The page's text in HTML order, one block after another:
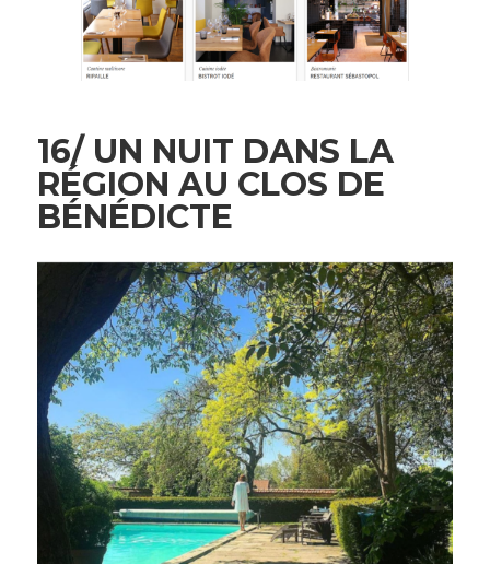
16/ UN NUIT DANS LA
RÉGION AU CLOS DE
BÉNÉDICTE